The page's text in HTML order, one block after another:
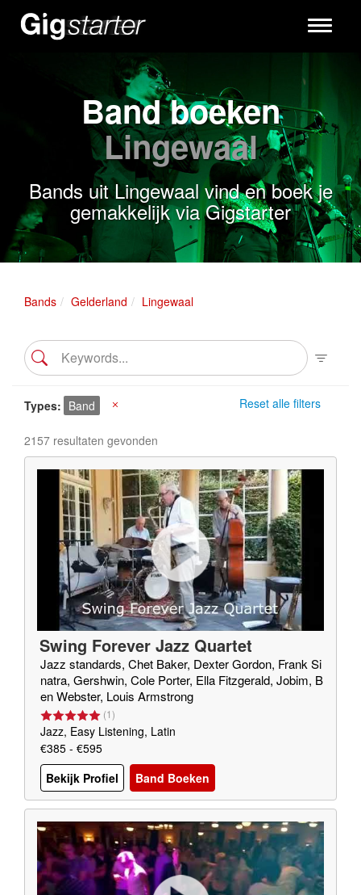
Toggle
Band boeken
Lingewaal
Bands uit Lingewaal vind en boek je
gemakkelijk via Gigstarter
Bands Gelderland Lingewaal
Reset alle filters
Types Band
2157 resultaten gevonden
Swing Forever Jazz Quartet
Jazz standards, Chet Baker, Dexter Gordon, Frank Si
natra, Gershwin, Cole Porter, Ella Fitzgerald, Jobim, B
en Webster, Louis Armstrong
(1)
Jazz, Easy Listening, Latin
€385 - €595
Bekijk Profiel
Band Boeken